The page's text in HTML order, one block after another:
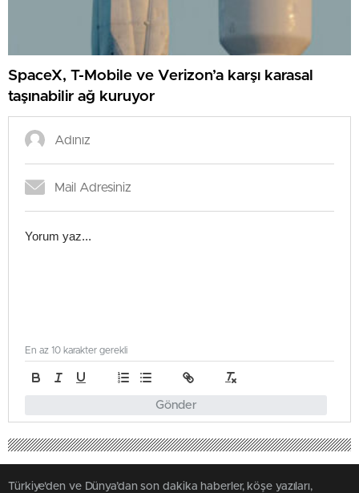
SpaceX, T-Mobile ve Verizon’a karşı karasal
taşınabilir ağ kuruyor
Gönder
En az 10 karakter gerekli
Türkiye'den ve Dünya’dan son dakika haberler, köşe yazıları,